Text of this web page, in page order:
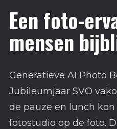
Een foto-
mensen
Generatieve AI Photo
Jubileumjaar SVO
de pauze en lunch
fotostudio op de foto.